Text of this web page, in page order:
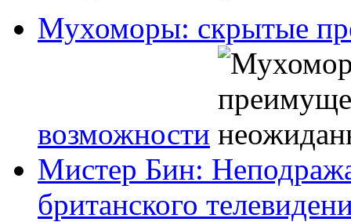
Мухоморы: скрытые
возможности
Мистер Бин:
британского